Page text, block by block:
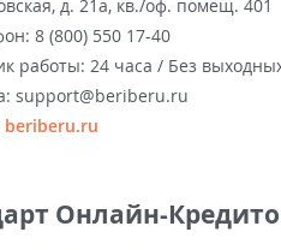
д. 21а, кв./оф. помещ. 401
8 (800) 550 17-40
работы: 24 часа / Без
support@beriberu.ru
beriberu.ru
Онлайн-